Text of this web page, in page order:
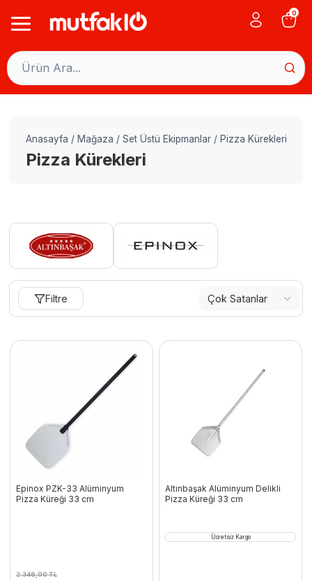
0
Anasayfa / Mağaza / Set Üstü Ekipmanlar / Pizza Kürekleri
Pizza Kürekleri
Filtre
Epinox PZK-33 Alüminyum
Pizza Küreği 33 cm
2.346,00TL
Altınbaşak Alüminyum Delikli
Pizza Küreği 33 cm
Ücretsiz Kargo